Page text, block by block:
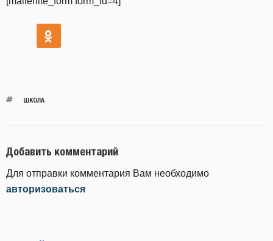
ШКОЛА
Добавить комментарий
Для отправки комментария Вам необходимо
авторизоваться